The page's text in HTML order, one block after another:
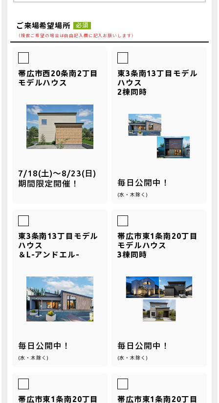
ご来場希望場所 必須
（複数ご希望の場合は自由記入欄に記入お願いします）
帯広市西20条南2丁目
モデルハウス
7/18(土)～8/23(日)
期間限定開催！
東3条南13丁目モデル
ハウス
2棟同時
毎日公開中！
(水・木除く)
東3条南13丁目モデル
ハウス
＆L-アンドエル-
毎日公開中！
(水・木除く)
帯広市東1条南20丁目
モデルハウス
3棟同時
毎日公開中！
(水・木除く)
帯広市東1条南20丁目 帯広市東1条南20丁目